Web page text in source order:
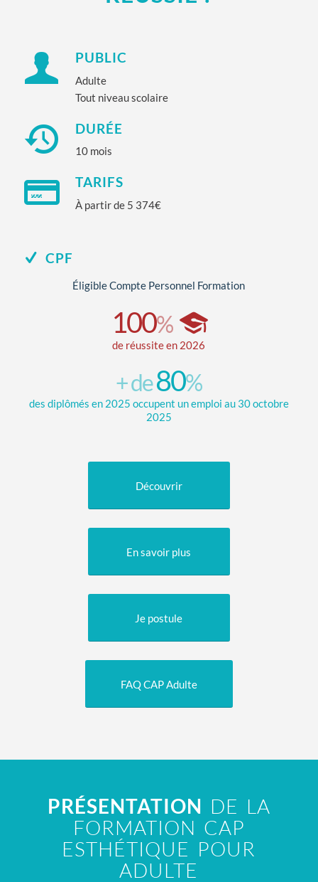
PUBLIC
Adulte
Tout niveau scolaire
DURÉE
10 mois
TARIFS
À partir de 5 374€
CPF
Éligible Compte Personnel Formation
100%
de réussite en 2026
+ de80%
des diplômés en 2025 occupent un emploi au 30 octobre
2025
Découvrir
En savoir plus
Je postule
FAQ CAP Adulte
PRÉSENTATION DE LA
FORMATION CAP
ESTHÉTIQUE POUR
ADULTE